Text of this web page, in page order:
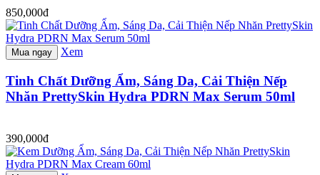
850,000đ
Mua ngay Xem
Tinh Chất Dưỡng Ẩm, Sáng Da, Cải Thiện Nếp
Nhăn PrettySkin Hydra PDRN Max Serum 50ml
390,000đ